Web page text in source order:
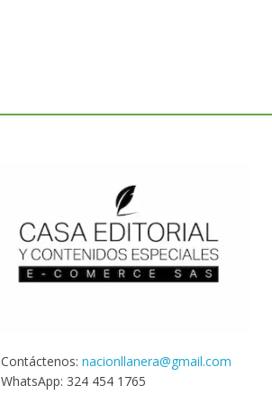
Contáctenos: nacionllanera@gmail.com
WhatsApp: 324 454 1765